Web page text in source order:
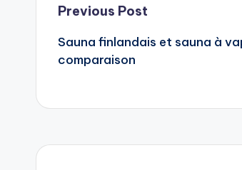
Post
navigation
Previous Post
Sauna finlandais et sauna à
comparaison